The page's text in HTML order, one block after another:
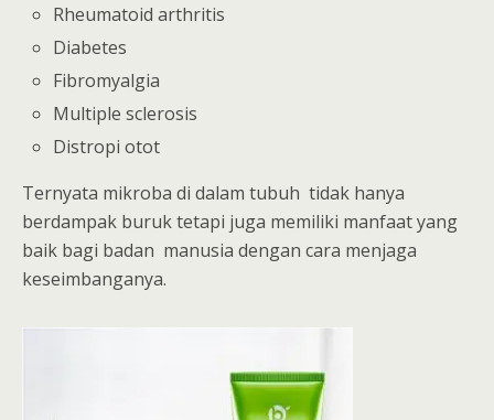
Rheumatoid arthritis
Diabetes
Fibromyalgia
Multiple sclerosis
Distropi otot
Ternyata mikroba di dalam tubuh tidak hanya
berdampak buruk tetapi juga memiliki manfaat yang
baik bagi badan manusia dengan cara menjaga
keseimbanganya.